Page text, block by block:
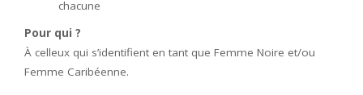
chacune
Pour qui ?
À celleux qui s’identifient en tant que Femme Noire et/ou
Femme Caribéenne.